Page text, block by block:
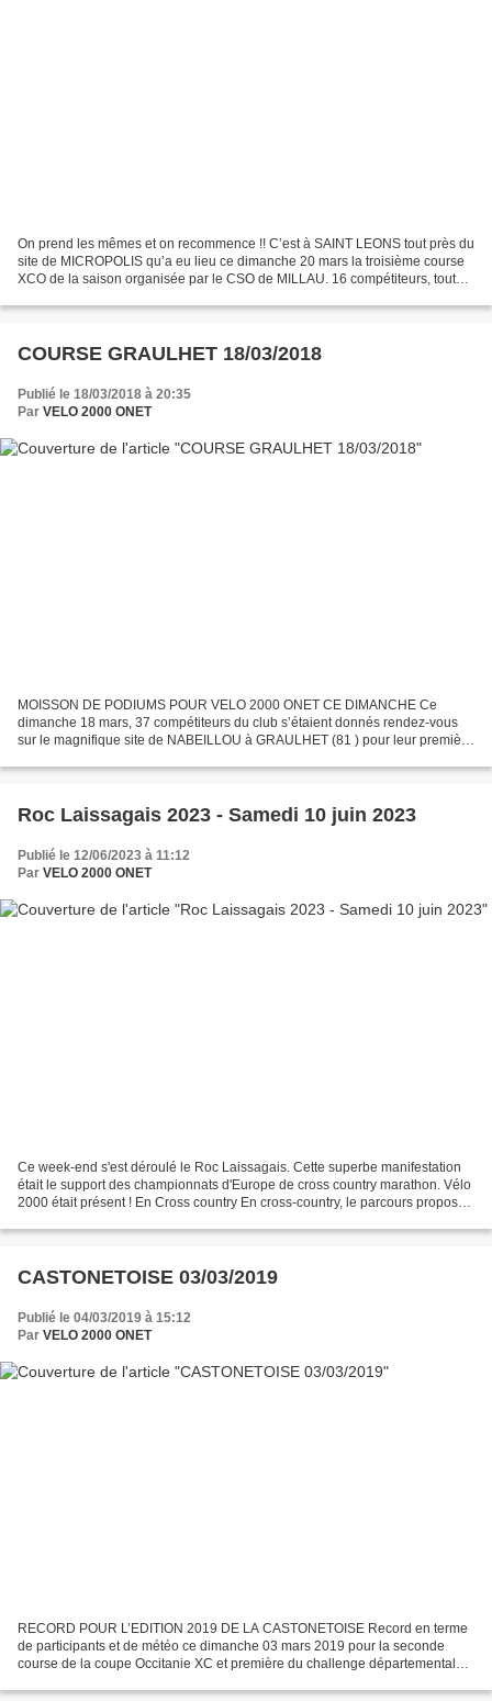
On prend les mêmes et on recommence !! C’est à SAINT LEONS tout près du
site de MICROPOLIS qu’a eu lieu ce dimanche 20 mars la troisième course
XCO de la saison organisée par le CSO de MILLAU. 16 compétiteurs, toutes
COURSE GRAULHET 18/03/2018
Publié le 18/03/2018 à 20:35
Par VELO 2000 ONET
MOISSON DE PODIUMS POUR VELO 2000 ONET CE DIMANCHE Ce
dimanche 18 mars, 37 compétiteurs du club s’étaient donnés rendez-vous
sur le magnifique site de NABEILLOU à GRAULHET (81 ) pour leur première
Roc Laissagais 2023 - Samedi 10 juin 2023
Publié le 12/06/2023 à 11:12
Par VELO 2000 ONET
Ce week-end s'est déroulé le Roc Laissagais. Cette superbe manifestation
était le support des championnats d'Europe de cross country marathon. Vélo
2000 était présent ! En Cross country En cross-country, le parcours proposé
CASTONETOISE 03/03/2019
Publié le 04/03/2019 à 15:12
Par VELO 2000 ONET
RECORD POUR L’EDITION 2019 DE LA CASTONETOISE Record en terme
de participants et de météo ce dimanche 03 mars 2019 pour la seconde
course de la coupe Occitanie XC et première du challenge départemental